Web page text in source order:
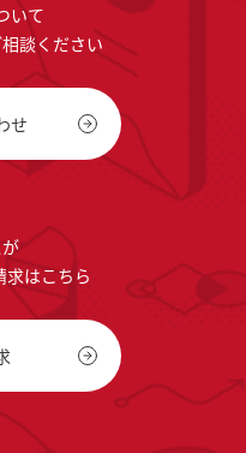
いて
談ください
せ
はこちら